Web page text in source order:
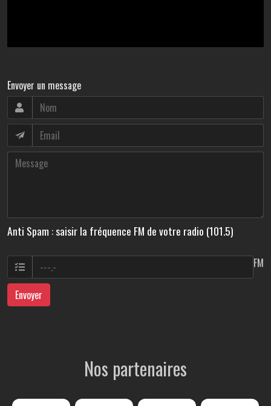
Envoyer un message
Anti Spam : saisir la fréquence FM de votre radio (101.5)
FM
Envoyer
Nos partenaires